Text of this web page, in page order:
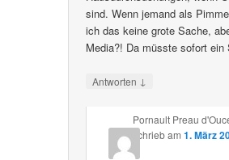
sind. Wenn jemand als
ich das keine grote Sache,
Media?! Da müsste sofort ein
Antworten ↓
Pornault Preau
schriebam 1. März